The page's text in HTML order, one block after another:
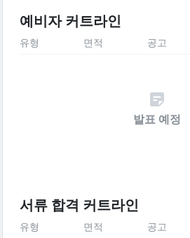
예비자 커트라인
유형 면적 공고
발표 예정
서류 합격 커트라인
유형 면적 공고